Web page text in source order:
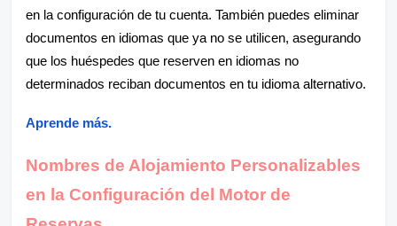
en la configuración de tu cuenta. También puedes eliminar
documentos en idiomas que ya no se utilicen, asegurando
que los huéspedes que reserven en idiomas no
determinados reciban documentos en tu idioma alternativo.
Aprende más.
Nombres de Alojamiento Personalizables
en la Configuración del Motor de